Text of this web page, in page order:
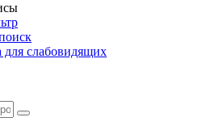
для слабовидящих